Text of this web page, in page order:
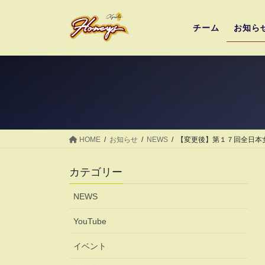
チーム お知ら
HOME お知らせ NEWS 【変更後】第１７回全日
カテゴリー
NEWS
YouTube
イベント